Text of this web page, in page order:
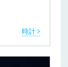
時計